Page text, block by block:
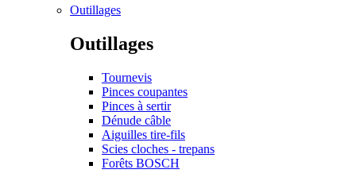
Outillages
Outillages
Tournevis
Pinces coupantes
Pinces à sertir
Dénude câble
Aiguilles tire-fils
Scies cloches - trepans
Forêts BOSCH